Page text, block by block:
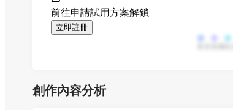
前往申請試用方案解鎖
立即註冊
創作內容分析